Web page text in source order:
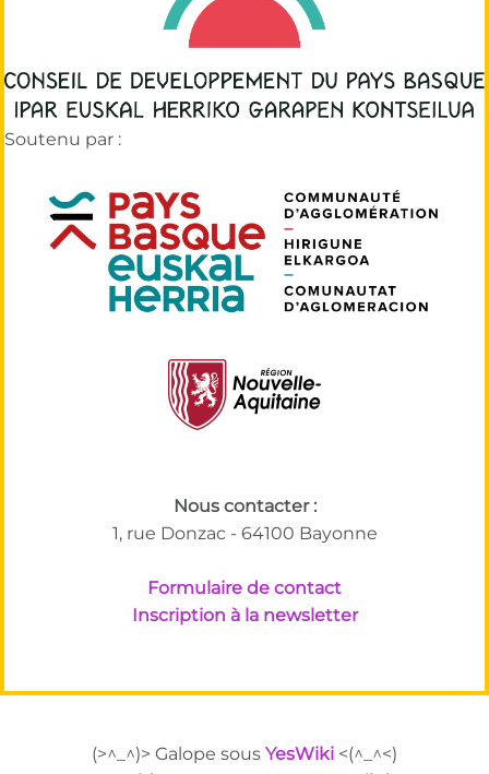
Soutenu par :
Nous contacter :
1, rue Donzac - 64100 Bayonne
Formulaire de contact
Inscription à la newsletter
(>^_^)> Galope sous YesWiki <(^_^<)